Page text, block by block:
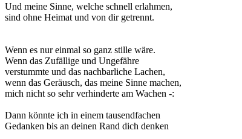
Und meine Sinne, welche schnell erlahmen,
sind ohne Heimat und von dir getrennt.
Wenn es nur einmal so ganz stille wäre.
Wenn das Zufällige und Ungefähre
verstummte und das nachbarliche Lachen,
wenn das Geräusch, das meine Sinne machen,
mich nicht so sehr verhinderte am Wachen -:
Dann könnte ich in einem tausendfachen
Gedanken bis an deinen Rand dich denken